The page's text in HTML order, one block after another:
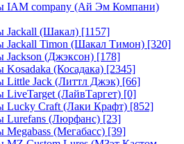
IAM company (Ай Эм Компани)
Jackall (Шакал) [1157]
Jackall Timon (Шакал Тимон) [320]
Jackson (Джэксон) [178]
Kosadaka (Косадака) [2345]
Little Jack (Литтл Джэк) [66]
LiveTarget (ЛайвТаргет) [0]
Lucky Craft (Лаки Крафт) [852]
Lurefans (Люрфанс) [23]
Megabass (Мегабасс) [39]